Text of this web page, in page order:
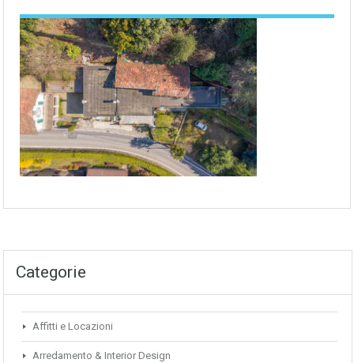
Categorie
Affitti e Locazioni
Arredamento & Interior Design